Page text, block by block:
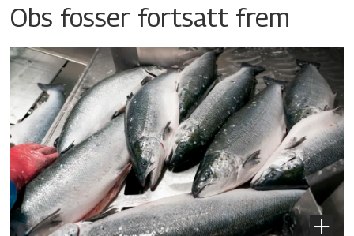
Obs fosser fortsatt frem